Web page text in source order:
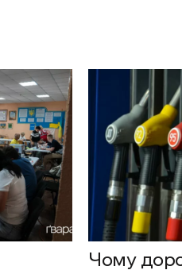
Чому